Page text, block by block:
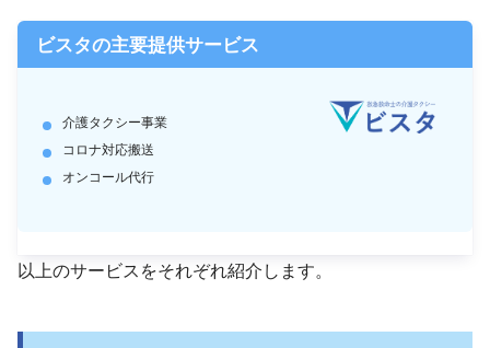
ビスタの主要提供サービス
介護タクシー事業
コロナ対応搬送
オンコール代行
以上のサービスをそれぞれ紹介します。